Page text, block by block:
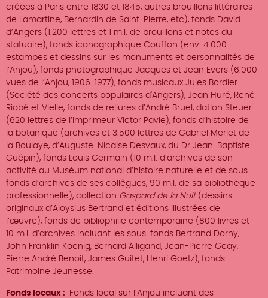
créées à Paris entre 1830 et 1845, autres brouillons littéraires
de Lamartine, Bernardin de Saint-Pierre, etc), fonds David
d’Angers (1.200 lettres et 1 m.l. de brouillons et notes du
statuaire), fonds iconographique Couffon (env. 4.000
estampes et dessins sur les monuments et personnalités de
l’Anjou), fonds photographique Jacques et Jean Evers (6.000
vues de l’Anjou, 1906-1977), fonds musicaux Jules Bordier
(Société des concerts populaires d'Angers), Jean Huré, René
Riobé et Vielle, fonds de reliures d’André Bruel, dation Steuer
(620 lettres de l’imprimeur Victor Pavie), fonds d’histoire de
la botanique (archives et 3.500 lettres de Gabriel Merlet de
la Boulaye, d’Auguste-Nicaise Desvaux, du Dr Jean-Baptiste
Guépin), fonds Louis Germain (10 m.l. d’archives de son
activité au Muséum national d’histoire naturelle et de sous-
fonds d’archives de ses collègues, 90 m.l. de sa bibliothèque
professionnelle), collection Gaspard de la Nuit(dessins
originaux d’Aloysius Bertrand et éditions illustrées de
l’œuvre), fonds de bibliophilie contemporaine (800 livres et
10 m.l. d’archives incluant les sous-fonds Bertrand Dorny,
John Franklin Koenig, Bernard Alligand, Jean-Pierre Geay,
Pierre André Benoit, James Guitet, Henri Goetz), fonds
Patrimoine Jeunesse.
Fonds locaux
Fonds local sur l’Anjou incluant des